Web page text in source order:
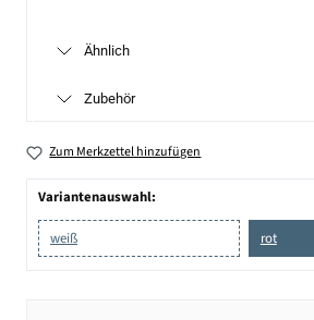
Ähnlich
Zubehör
Zum Merkzettel hinzufügen
Variantenauswahl:
weiß rot